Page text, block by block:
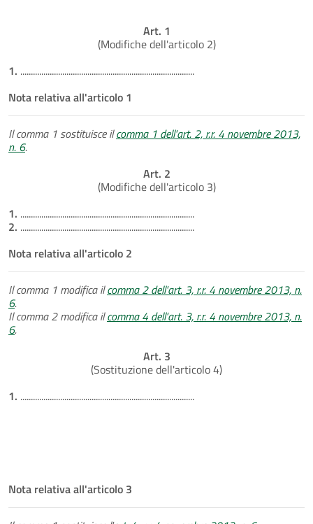
Art. 1
(Modifiche dell'articolo 2)
1. ...................................................................................
Nota relativa all'articolo 1
Il comma 1 sostituisce ilcomma 1 dell'art. 2, r.r. 4 novembre 2013,
n. 6.
Art. 2
(Modifiche dell'articolo 3)
1. ...................................................................................
2. ...................................................................................
Nota relativa all'articolo 2
Il comma 1 modifica ilcomma 2 dell'art. 3, r.r. 4 novembre 2013, n.
6.
Il comma 2 modifica ilcomma 4 dell'art. 3, r.r. 4 novembre 2013, n.
6.
Art. 3
(Sostituzione dell'articolo 4)
1. ...................................................................................
Nota relativa all'articolo 3